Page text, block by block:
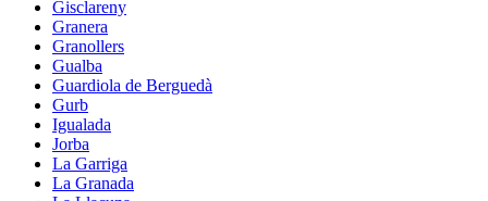
Gisclareny
Granera
Granollers
Gualba
Guardiola de Berguedà
Gurb
Igualada
Jorba
La Garriga
La Granada